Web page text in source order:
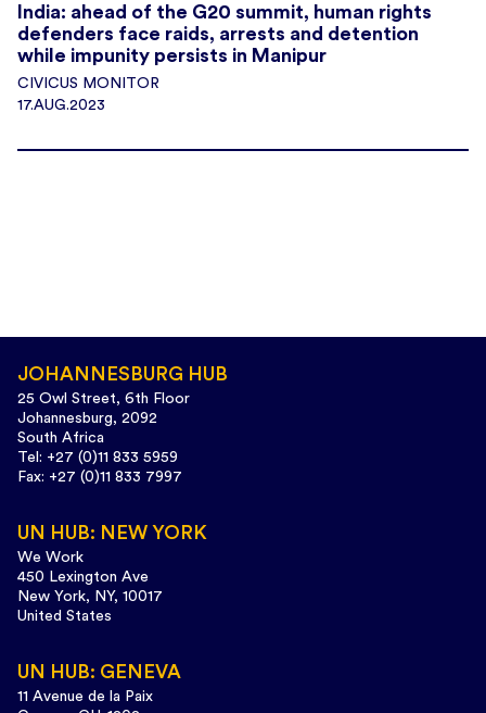
India: ahead of the G20 summit, human rights
defenders face raids, arrests and detention
while impunity persists in Manipur
CIVICUS MONITOR
17.AUG.2023
JOHANNESBURG HUB
25 Owl Street, 6th Floor
Johannesburg, 2092
South Africa
Tel: +27 (0)11 833 5959
Fax: +27 (0)11 833 7997
UN HUB: NEW YORK
We Work
450 Lexington Ave
New York, NY, 10017
United States
UN HUB: GENEVA
11 Avenue de la Paix